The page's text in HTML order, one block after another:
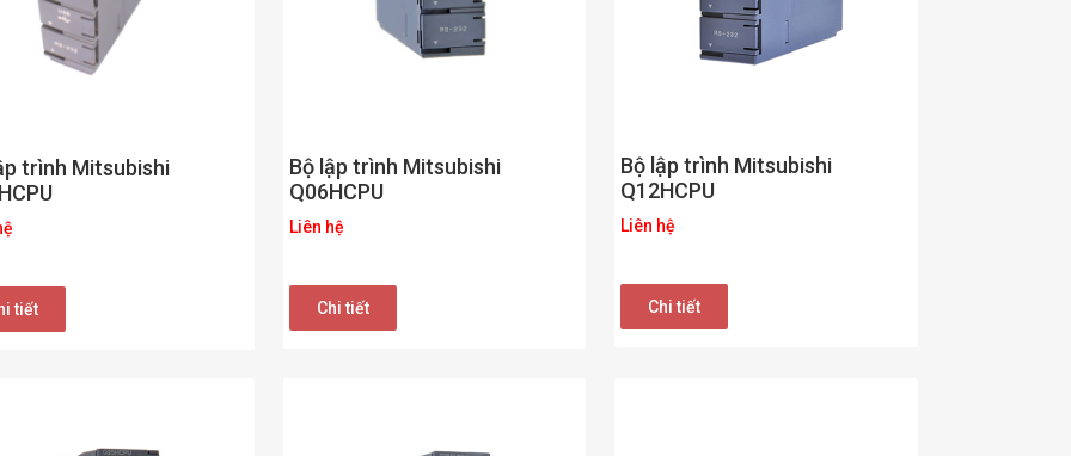
trình Mitsubishi
tiết
Bộ lập trình Mitsubishi
Q06HCPU
Liên hệ
Chi tiết
Bộ lập trình Mitsubishi
Q12HCPU
Liên hệ
Chi tiết